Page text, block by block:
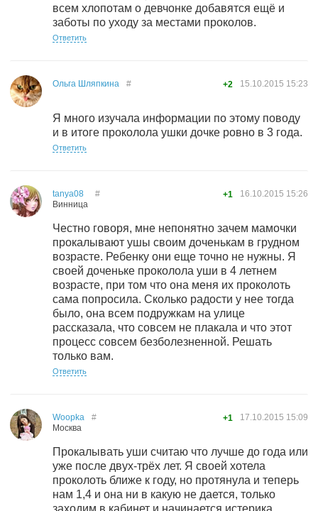
всем хлопотам о девчонке добавятся ещё и
заботы по уходу за местами проколов.
Ответить
Ольга Шляпкина 15.10.2015 15:23
# +2
Я много изучала информации по этому поводу
и в итоге проколола ушки дочке ровно в 3 года.
Ответить
tanya08
Винница
16.10.2015 15:26
# +1
Честно говоря, мне непонятно зачем мамочки
прокалывают ушы своим доченькам в грудном
возрасте. Ребенку они еще точно не нужны. Я
своей доченьке проколола уши в 4 летнем
возрасте, при том что она меня их проколоть
сама попросила. Сколько радости у нее тогда
было, она всем подружкам на улице
рассказала, что совсем не плакала и что этот
процесс совсем безболезненной. Решать
только вам.
Ответить
Woopka
Москва
17.10.2015 15:09
# +1
Прокалывать уши считаю что лучше до года или
уже после двух-трёх лет. Я своей хотела
проколоть ближе к году, но протянула и теперь
нам 1,4 и она ни в какую не дается, только
заходим в кабинет и начинается истерика,